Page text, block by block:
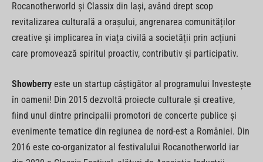
Rocanotherworld și Classix din Iași, având drept scop
revitalizarea culturală a orașului, angrenarea comunităților
creative și implicarea în viața civilă a societății prin acțiuni
care promovează spiritul proactiv, contributiv și participativ.
Showberry este un startup câștigător al programului Investește
în oameni! Din 2015 dezvoltă proiecte culturale și creative,
fiind unul dintre principalii promotori de concerte publice și
evenimente tematice din regiunea de nord-est a României. Din
2016 este co-organizator al festivalului Rocanotherworld iar